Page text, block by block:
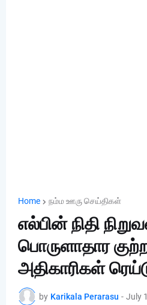
Home நம்ம ஊரு செய்திகள்
எல்பின் நிதி
பொருளாதார
அதிகாரிகள்
by Karikala Perarasu - July